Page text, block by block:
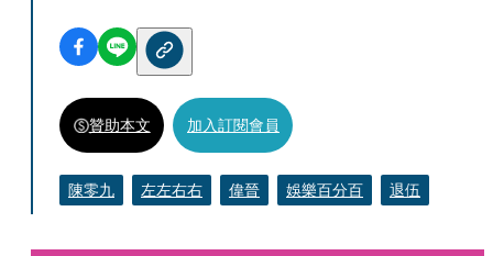
贊助本文 加入訂閱會員
陳零九 左左右右 偉晉 娛樂百分百 退伍